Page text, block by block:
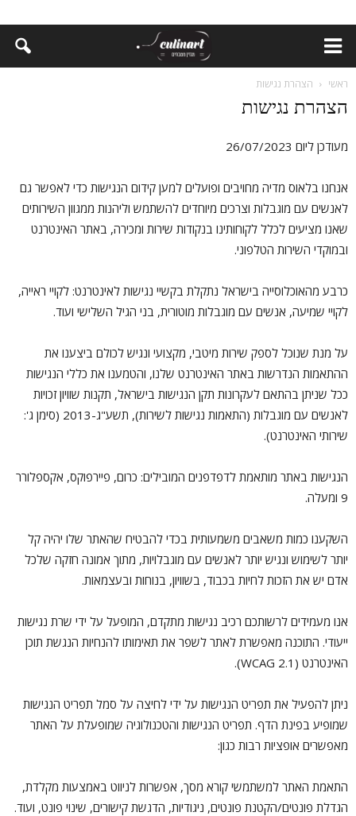
ראשי הצהרת נגישות
הצהרת נגישות
מעודכן ליום 26/07/2023
אנחנו בלאוס מדיה מחויבים ופועלים למען קידום הנגישות כדי לאפשר גם
לאנשים עם מוגבלות וצרכים מיוחדים להשתמש וליהנות ממגוון השירותים
שאנו מציעים לכלל לקוחותינו בנקודות שירות ומכירה, באתר האינטרנט
ובמוקדי השירות הטלפוני.
כרבע מהאוכלוסייה בישראל נתקלת בקשיי נגישות לאינטרנט: לקויי ראייה,
לקויי שמיעה, אנשים עם מוגבלות מוטורית, בני הגיל השלישי ועוד.
על מנת שנוכל לספק שירות מיטבי, מקצועי ונגיש לכולם ביצענו את
ההתאמות הנדרשות באתר האינטרנט שלנו, והטמענו את כללי הנגישות
ככל שניתן בהתאם לעקרונות תקן הנגישות בישראל, תקנות שוויון זכויות
לאנשים עם מוגבלות (התאמות נגישות לשירות), תשע"ג-2013 (סימן ג':
שירותי האינטרנט).
הנגישות באתר מותאמת לדפדפנים המובילים: כרום, פיירפוקס, אקספלורר
9 ומעלה.
השקענו כמות משאבים משמעותית בכדי להבטיח שהאתר שלו יהיה קל
יותר לשימוש ונגיש יותר לאנשים עם מוגבלויות, מתוך אמונה חזקה שלכל
אדם יש את הזכות לחיות בכבוד, בשוויון, בנוחות ובעצמאות.
אנו מעמידים לרשותכם רכיב נגישות מתקדם, המופעל על ידי שרת נגישות
ייעודי. התוכנה מאפשרת לאתר לשפר את תאימותו להנחיות הנגשת תוכן
האינטרנט (WCAG 2.1).
ניתן להפעיל את תפריט הנגישות על ידי לחיצה על סמל תפריט הנגישות
שמופיע בפינת הדף. תפריט הנגישות והטכנולוגיה שמופעלת על האתר
מאפשרים אופציות רבות כגון:
התאמת האתר למשתמשי קורא מסך, אפשרות לניווט באמצעות מקלדת,
הגדלת פונטים/הקטנת פונטים, ניגודיות, הדגשת קישורים, שינוי פונט, ועוד.